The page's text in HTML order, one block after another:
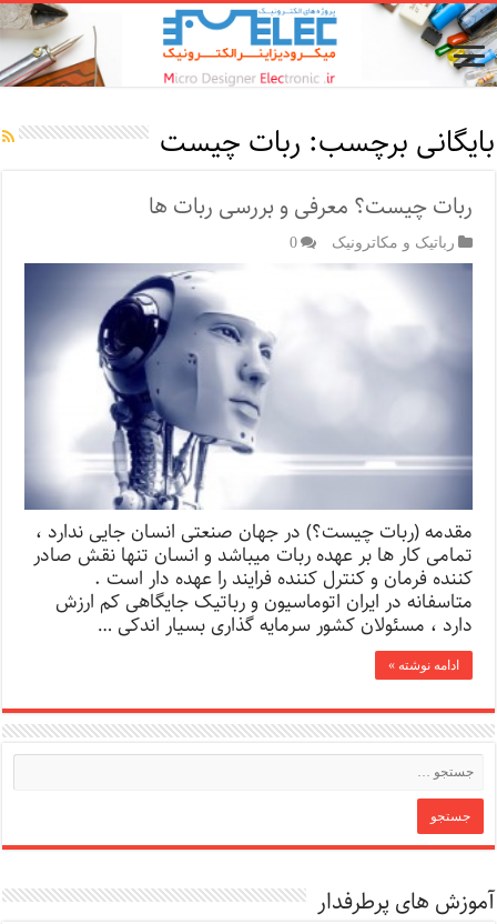
بایگانی برچسب: ربات چیست
ربات چیست؟ معرفی و بررسی ربات ها
رباتیک و مکاترونیک 0
مقدمه (ربات چیست؟) در جهان صنعتی انسان جايی ندارد ،
تمامی کار ها بر عهده ربات ميباشد و انسان تنها نقش صادر
کننده فرمان و کنترل کننده فرايند را عهده دار است .
متاسفانه در ايران اتوماسيون و رباتيک جايگاهی کم ارزش
دارد ، مسئولان کشور سرمايه گذاری بسيار اندکی …
ادامه نوشته »
آموزش های پرطرفدار